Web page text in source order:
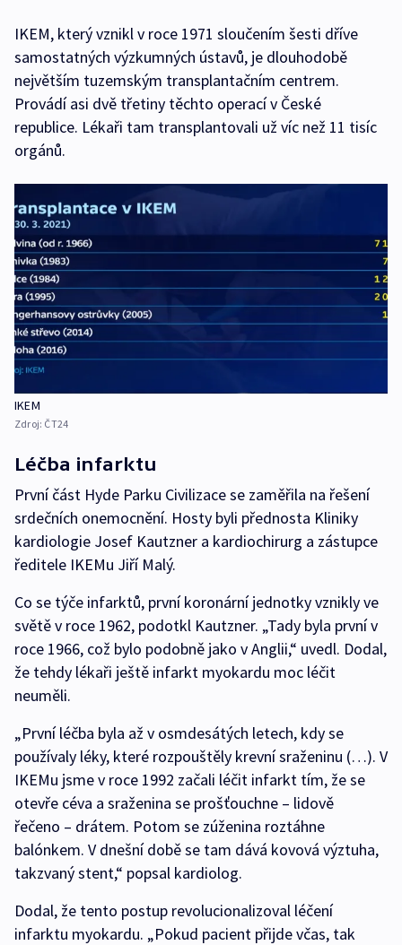
IKEM, který vznikl v roce 1971 sloučením šesti dříve
samostatných výzkumných ústavů, je dlouhodobě
největším tuzemským transplantačním centrem.
Provádí asi dvě třetiny těchto operací v České
republice. Lékaři tam transplantovali už víc než 11 tisíc
orgánů.
IKEM
Zdroj: ČT24
Léčba infarktu
První část Hyde Parku Civilizace se zaměřila na řešení
srdečních onemocnění. Hosty byli přednosta Kliniky
kardiologie Josef Kautzner a kardiochirurg a zástupce
ředitele IKEMu Jiří Malý.
Co se týče infarktů, první koronární jednotky vznikly ve
světě v roce 1962, podotkl Kautzner. „Tady byla první v
roce 1966, což bylo podobně jako v Anglii,“ uvedl. Dodal,
že tehdy lékaři ještě infarkt myokardu moc léčit
neuměli.
„První léčba byla až v osmdesátých letech, kdy se
používaly léky, které rozpouštěly krevní sraženinu (…). V
IKEMu jsme v roce 1992 začali léčit infarkt tím, že se
otevře céva a sraženina se prošťouchne – lidově
řečeno – drátem. Potom se zúženina roztáhne
balónkem. V dnešní době se tam dává kovová výztuha,
takzvaný stent,“ popsal kardiolog.
Dodal, že tento postup revolucionalizoval léčení
infarktu myokardu. „Pokud pacient přijde včas, tak